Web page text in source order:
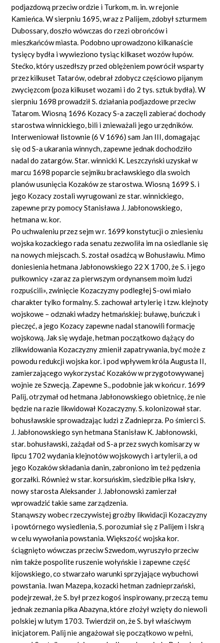
podjazdową przeciw ordzie i Turkom, m. in. w rejonie
Kamieńca. W sierpniu 1695, wraz z Palijem, zdobył szturmem
Dubossary, doszło wówczas do rzezi obrońców i
mieszkańców miasta. Podobno uprowadzono kilkanaście
tysięcy bydła i wywieziono tysiąc kilkaset wozów łupów.
Stećko, który uszedłszy przed oblężeniem powrócił wsparty
przez kilkuset Tatarów, odebrał zdobycz częściowo pijanym
zwycięzcom (poza kilkuset wozami i do 2 tys. sztuk bydła). W
sierpniu 1698 prowadził S. działania podjazdowe przeciw
Tatarom. Wiosną 1696 Kozacy S-a zaczęli zabierać dochody
starostwa winnickiego, bili i znieważali jego urzędników.
Interweniował listownie (6 V 1696) sam Jan III, domagając
się od S-a ukarania winnych, zapewne jednak dochodziło
nadal do zatargów. Star. winnicki K. Leszczyński uzyskał w
marcu 1698 poparcie sejmiku bracławskiego dla swoich
planów usunięcia Kozaków ze starostwa. Wiosną 1699 S. i
jego Kozacy zostali wyrugowani ze star. winnickiego,
zapewne przy pomocy Stanisława J. Jabłonowskiego,
hetmana w. kor.
Po uchwaleniu przez sejm w r. 1699 konstytucji o zniesieniu
wojska kozackiego rada senatu zezwoliła im na osiedlanie się
na nowych miejscach. S. został osadźcą w Bohusławiu. Mimo
doniesienia hetmana Jabłonowskiego 22 X 1700, że S. i jego
pułkownicy «zaraz za pierwszym ordynansem moim ludzi
rozpuścili», zwinięcie Kozaczyzny podległej S-owi miało
charakter tylko formalny. S. zachował artylerię i tzw. klejnoty
wojskowe – odznaki władzy hetmańskiej: buławę, buńczuk i
pieczęć, a jego Kozacy zapewne nadal stanowili formację
wojskową. Jak się wydaje, hetman początkowo dążący do
zlikwidowania Kozaczyzny zmienił zapatrywania, być może z
powodu redukcji wojska kor. i pod wpływem króla Augusta II,
zamierzającego wykorzystać Kozaków w przygotowywanej
wojnie ze Szwecją. Zapewne S., podobnie jak w końcu r. 1699
Palij, otrzymał od hetmana Jabłonowskiego obietnicę, że nie
będzie na razie likwidował Kozaczyzny. S. kolonizował star.
bohusławskie sprowadzając ludzi z Zadnieprza. Po śmierci S.
J. Jabłonowskiego syn hetmana Stanisław K. Jabłonowski,
star. bohusławski, zażądał od S-a przez swych komisarzy w
lipcu 1702 wydania klejnotów wojskowych i artylerii, a od
jego Kozaków składania danin, zabroniono im też pędzenia
gorzałki. Również w star. korsuńskim, siedzibie płka Iskry,
nowy starosta Aleksander J. Jabłonowski zamierzał
wprowadzić takie same zarządzenia.
Stanąwszy wobec rzeczywistej groźby likwidacji Kozaczyzny
i powtórnego wysiedlenia, S. porozumiał się z Palijem i Iskrą
w celu wywołania powstania. Większość wojska kor.
ściągnięto wówczas przeciw Szwedom, wyruszyło przeciw
nim także pospolite ruszenie wołyńskie i zapewne część
kijowskiego, co stwarzało warunki sprzyjające wybuchowi
powstania. Iwan Mazepa, kozacki hetman zadnieprzański,
podejrzewał, że S. był przez kogoś inspirowany, przeczą temu
jednak zeznania płka Abazyna, które złożył wzięty do niewoli
polskiej w lutym 1703. Twierdził on, że S. był właściwym
inicjatorem. Palij nie angażował się początkowo w pełni,